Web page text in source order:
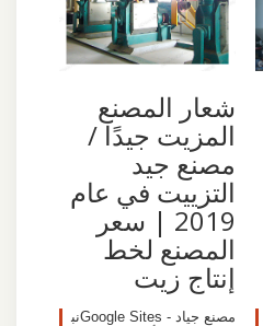
شعار المصنع
المزيت جيدًا /
مصنع جيد
التزييت في عام
2019 | سعر
المصنع لخط
إنتاج زيت
مصنع جياد - Google Sitesنب